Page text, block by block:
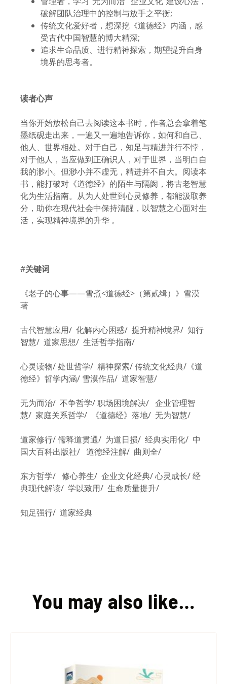
破解团队治理中的控制与放手之平衡;
传统文化爱好者，想深挖《道德经》内涵，感
受古代中国智慧的博大精深;
追求生命品质、进行精神探索，期望提升自身
境界的思考者。
读者心声
当你开始放松自己去阅读这本书时，作者总会拿着笔
墨纸砚走出来，一遍又一遍地告诉你，如何和自己、
他人、世界相处。对于自己，知足与精进并行不悖，
对于他人，当应做到正确识人，对于世界，当明白自
我的渺小。但渺小并不虚无，精进并不自大。阅读本
书，能打破对《道德经》的陌生与隔阂，将古老智慧
化为生活指南。从为人处世到心灵修养，都能汲取养
分，助你在现代社会中保持清醒，以智慧之心面对生
活，实现精神境界的升华 。
#关键词
《老子的心事——雪煮<道德经>（第贰缉）》雪漠
著
古代智慧应用/ 化解内心困惑/ 提升精神境界/ 知行
智慧/ 道家思想/ 生活哲学指南/
心灵读物/ 处世哲学/ 精神探索/ 传统文化经典/《道
德经》哲学内涵/ 雪漠作品/ 道家智慧/
无为而治/ 不争哲学/ 职场困境解决/ 企业管理智
慧/ 家庭关系哲学/ 《道德经》落地/ 无为智慧/
道家修行/ 儒释道贯通/ 为道日损/ 经典实用化/ 中
国大百科出版社/ 道德经注解/ 曲则全/
东方哲学/ 修心养生/ 企业文化经典/ 心灵成长/ 经
典现代解读/ 学以致用/ 生命质量提升/
知足强行/ 道家经典
You may also like…